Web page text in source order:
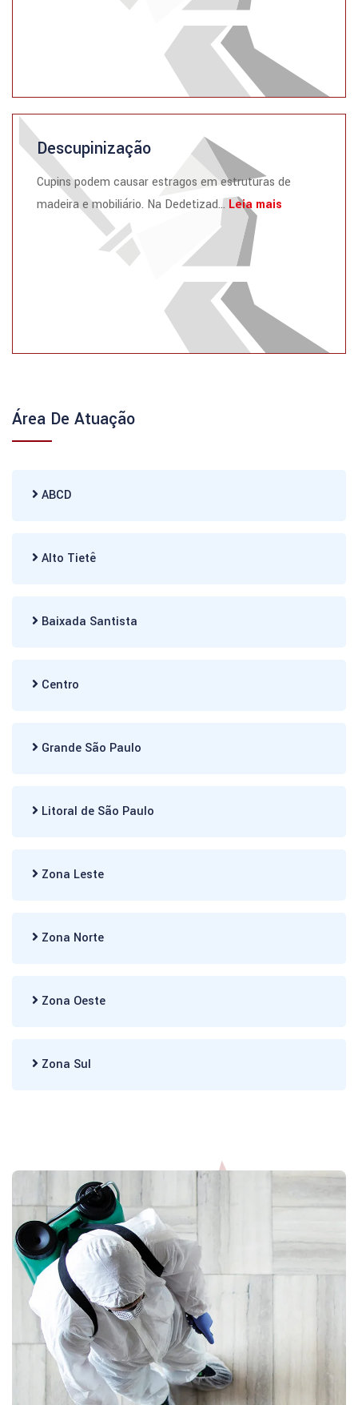
Descupinização
Cupins podem causar estragos em estruturas de
madeira e mobiliário. Na Dedetizad... Leia mais
Área De Atuação
ABCD
Alto Tietê
Baixada Santista
Centro
Grande São Paulo
Litoral de São Paulo
Zona Leste
Zona Norte
Zona Oeste
Zona Sul